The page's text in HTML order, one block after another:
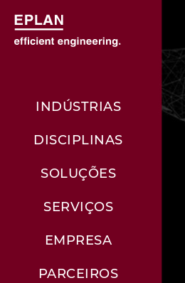
INDÚSTRIAS
DISCIPLINAS
SOLUÇÕES
SERVIÇOS
EMPRESA
PARCEIROS